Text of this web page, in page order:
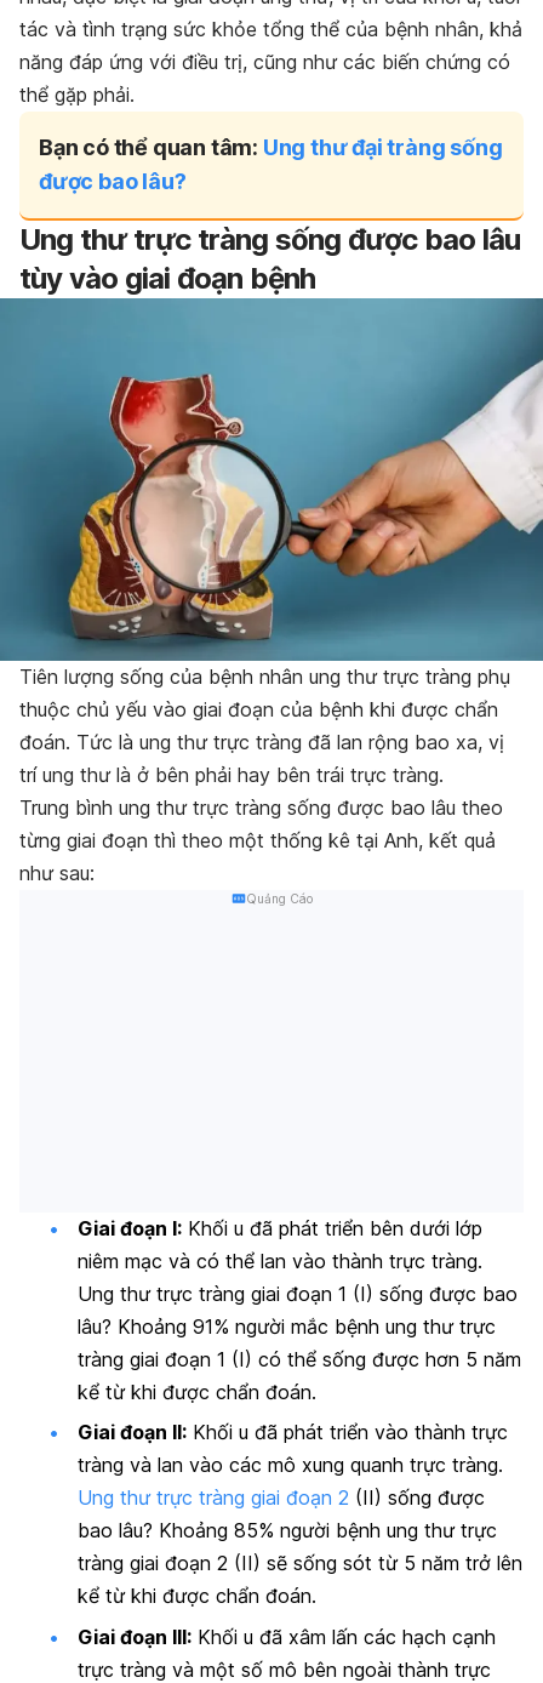
tác và tình trạng sức khỏe tổng thể của bệnh nhân, khả
năng đáp ứng với điều trị, cũng như các biến chứng có
thể gặp phải.
Bạn có thể quan tâm: Ung thư đại tràng sống
được bao lâu?
Ung thư trực tràng sống được bao lâu
tùy vào giai đoạn bệnh
Tiên lượng sống của bệnh nhân ung thư trực tràng phụ
thuộc chủ yếu vào giai đoạn của bệnh khi được chẩn
đoán. Tức là ung thư trực tràng đã lan rộng bao xa, vị
trí ung thư là ở bên phải hay bên trái trực tràng.
Trung bình ung thư trực tràng sống được bao lâu theo
từng giai đoạn thì theo một thống kê tại Anh, kết quả
như sau:
Quảng Cáo
Giai đoạn I: Khối u đã phát triển bên dưới lớp
niêm mạc và có thể lan vào thành trực tràng.
Ung thư trực tràng giai đoạn 1 (I) sống được bao
lâu? Khoảng 91% người mắc bệnh ung thư trực
tràng giai đoạn 1 (I) có thể sống được hơn 5 năm
kể từ khi được chẩn đoán.
Giai đoạn II: Khối u đã phát triển vào thành trực
tràng và lan vào các mô xung quanh trực tràng.
Ung thư trực tràng giai đoạn 2 (II) sống được
bao lâu? Khoảng 85% người bệnh ung thư trực
tràng giai đoạn 2 (II) sẽ sống sót từ 5 năm trở lên
kể từ khi được chẩn đoán.
Giai đoạn III: Khối u đã xâm lấn các hạch cạnh
trực tràng và một số mô bên ngoài thành trực